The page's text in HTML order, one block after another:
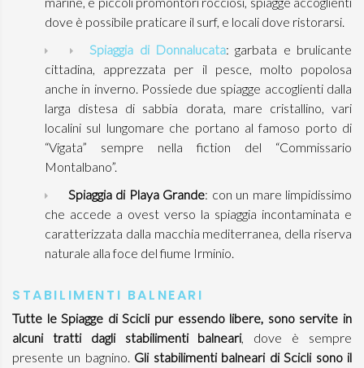
dove è possibile praticare il surf, e locali dove ristorarsi.
Spiaggia di Donnalucata: garbata e brulicante
cittadina, apprezzata per il pesce, molto popolosa
anche in inverno. Possiede due spiagge accoglienti dalla
larga distesa di sabbia dorata, mare cristallino, vari
localini sul lungomare che portano al famoso porto di
“Vigata” sempre nella fiction del “Commissario
Montalbano”.
Spiaggia di Playa Grande: con un mare limpidissimo
che accede a ovest verso la spiaggia incontaminata e
caratterizzata dalla macchia mediterranea, della riserva
naturale alla foce del fiume Irminio.
STABILIMENTI BALNEARI
Tutte le Spiagge di Scicli pur essendo libere, sono servite in
alcuni tratti dagli stabilimenti balneari, dove è sempre
presente un bagnino. Gli stabilimenti balneari di Scicli sono il